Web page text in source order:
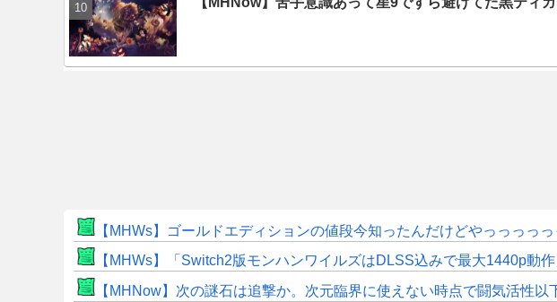
【MHWs】ゴールドエディションの値段今知ったんだけどやっっっっ
【MHWs】「Switch2版モンハンワイルズはDLSS込みで最大1440p動作
【MHNow】次の謎石は追撃か。次元臨界に使えない時点で闘気活性以